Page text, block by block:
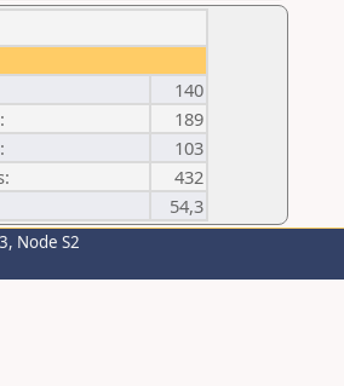
140
189
103
432
54,3
Node S2